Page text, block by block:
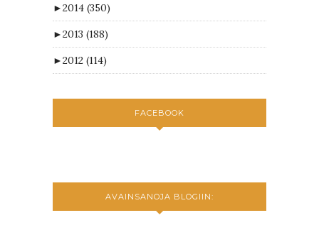
►2014 (350)
►2013 (188)
►2012 (114)
FACEBOOK
AVAINSANOJA BLOGIIN: